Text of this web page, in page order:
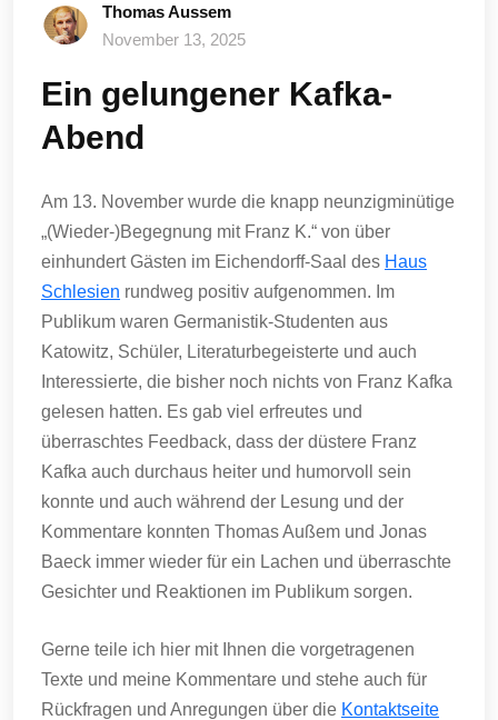
Thomas Aussem
November 13, 2025
Ein gelungener Kafka-
Abend
Am 13. November wurde die knapp neunzigminütige
„(Wieder-)Begegnung mit Franz K.“ von über
einhundert Gästen im Eichendorff-Saal des Haus
Schlesien rundweg positiv aufgenommen. Im
Publikum waren Germanistik-Studenten aus
Katowitz, Schüler, Literaturbegeisterte und auch
Interessierte, die bisher noch nichts von Franz Kafka
gelesen hatten. Es gab viel erfreutes und
überraschtes Feedback, dass der düstere Franz
Kafka auch durchaus heiter und humorvoll sein
konnte und auch während der Lesung und der
Kommentare konnten Thomas Außem und Jonas
Baeck immer wieder für ein Lachen und überraschte
Gesichter und Reaktionen im Publikum sorgen.
Gerne teile ich hier mit Ihnen die vorgetragenen
Texte und meine Kommentare und stehe auch für
Rückfragen und Anregungen über die Kontaktseite